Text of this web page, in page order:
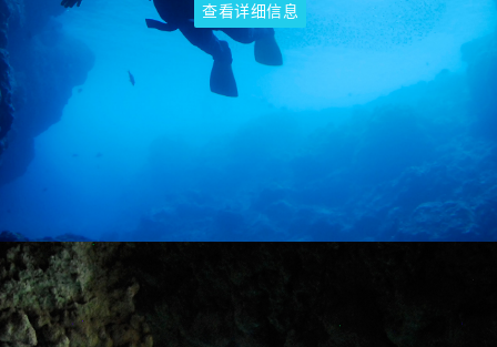
查看详细信息